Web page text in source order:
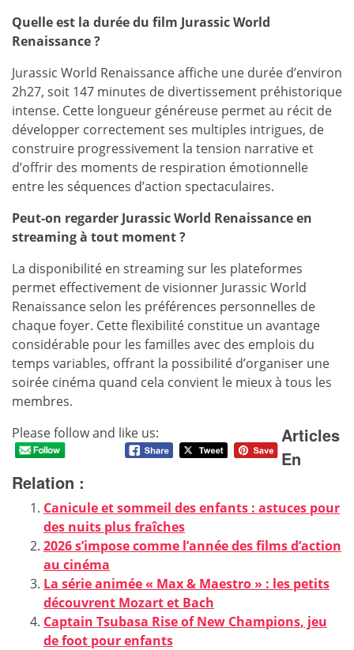
Quelle est la durée du film Jurassic World
Renaissance ?
Jurassic World Renaissance affiche une durée d’environ
2h27, soit 147 minutes de divertissement préhistorique
intense. Cette longueur généreuse permet au récit de
développer correctement ses multiples intrigues, de
construire progressivement la tension narrative et
d’offrir des moments de respiration émotionnelle
entre les séquences d’action spectaculaires.
Peut-on regarder Jurassic World Renaissance en
streaming à tout moment ?
La disponibilité en streaming sur les plateformes
permet effectivement de visionner Jurassic World
Renaissance selon les préférences personnelles de
chaque foyer. Cette flexibilité constitue un avantage
considérable pour les familles avec des emplois du
temps variables, offrant la possibilité d’organiser une
soirée cinéma quand cela convient le mieux à tous les
membres.
Please follow and like us:
Articles
En
Relation :
Canicule et sommeil des enfants : astuces pour
des nuits plus fraîches
2026 s’impose comme l’année des films d’action
au cinéma
La série animée « Max & Maestro » : les petits
découvrent Mozart et Bach
Captain Tsubasa Rise of New Champions, jeu
de foot pour enfants